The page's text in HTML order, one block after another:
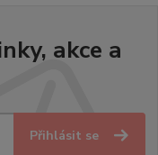
akce a
Přihlásit se